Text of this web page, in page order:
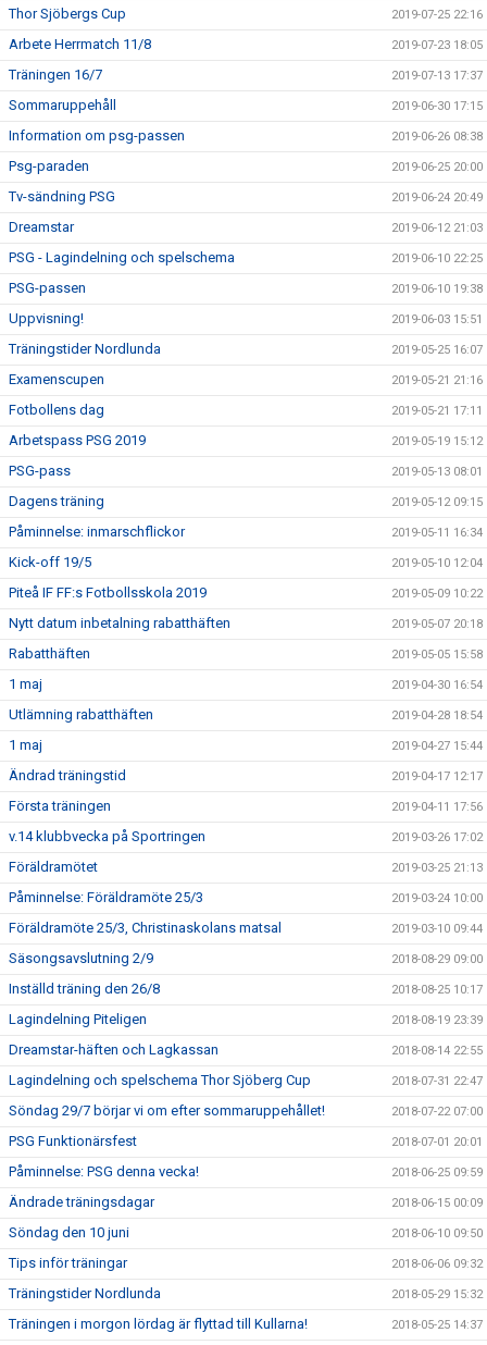
Thor Sjöbergs Cup 2019-07-25 22:16
Arbete Herrmatch 11/8 2019-07-23 18:05
Träningen 16/7 2019-07-13 17:37
Sommaruppehåll 2019-06-30 17:15
Information om psg-passen 2019-06-26 08:38
Psg-paraden 2019-06-25 20:00
Tv-sändning PSG 2019-06-24 20:49
Dreamstar 2019-06-12 21:03
PSG - Lagindelning och spelschema 2019-06-10 22:25
PSG-passen 2019-06-10 19:38
Uppvisning! 2019-06-03 15:51
Träningstider Nordlunda 2019-05-25 16:07
Examenscupen 2019-05-21 21:16
Fotbollens dag 2019-05-21 17:11
Arbetspass PSG 2019 2019-05-19 15:12
PSG-pass 2019-05-13 08:01
Dagens träning 2019-05-12 09:15
Påminnelse: inmarschflickor 2019-05-11 16:34
Kick-off 19/5 2019-05-10 12:04
Piteå IF FF:s Fotbollsskola 2019 2019-05-09 10:22
Nytt datum inbetalning rabatthäften 2019-05-07 20:18
Rabatthäften 2019-05-05 15:58
1 maj 2019-04-30 16:54
Utlämning rabatthäften 2019-04-28 18:54
1 maj 2019-04-27 15:44
Ändrad träningstid 2019-04-17 12:17
Första träningen 2019-04-11 17:56
v.14 klubbvecka på Sportringen 2019-03-26 17:02
Föräldramötet 2019-03-25 21:13
Påminnelse: Föräldramöte 25/3 2019-03-24 10:00
Föräldramöte 25/3, Christinaskolans matsal 2019-03-10 09:44
Säsongsavslutning 2/9 2018-08-29 09:00
Inställd träning den 26/8 2018-08-25 10:17
Lagindelning Piteligen 2018-08-19 23:39
Dreamstar-häften och Lagkassan 2018-08-14 22:55
Lagindelning och spelschema Thor Sjöberg Cup 2018-07-31 22:47
Söndag 29/7 börjar vi om efter sommaruppehållet! 2018-07-22 07:00
PSG Funktionärsfest 2018-07-01 20:01
Påminnelse: PSG denna vecka! 2018-06-25 09:59
Ändrade träningsdagar 2018-06-15 00:09
Söndag den 10 juni 2018-06-10 09:50
Tips inför träningar 2018-06-06 09:32
Träningstider Nordlunda 2018-05-29 15:32
Träningen i morgon lördag är flyttad till Kullarna! 2018-05-25 14:37